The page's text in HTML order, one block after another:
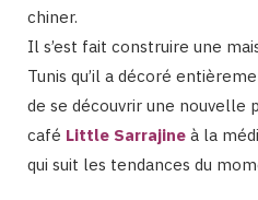
chiner.
Il s’est fait construire une
Tunis qu’il a décoré
de se découvrir une nouvelle
café Little Sarrajine à la
qui suit les tendances du